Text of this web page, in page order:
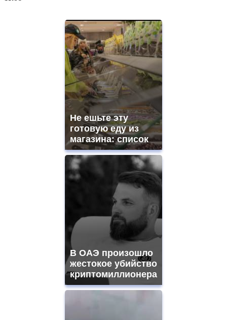
https://gradewatches.to/
https://www.replicasrelojes.to/
Не ешьте эту
готовую еду из
магазина: список
В ОАЭ произошло
жестокое убийство
криптомиллионера